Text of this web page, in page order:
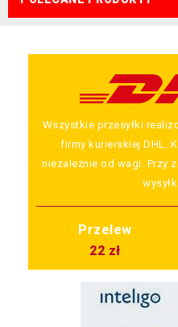
Wszystkie przesyłki
firmy kurierskiej DHL.
niezależnie od wagi. Przy
Przelew
22 zł